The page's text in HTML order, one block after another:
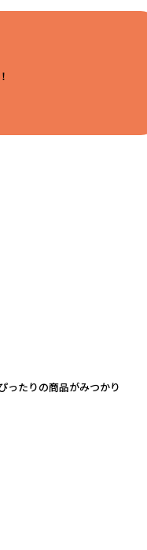
ったりの商品がみつかり